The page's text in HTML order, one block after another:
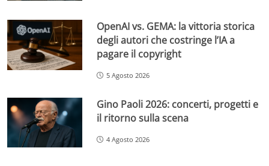
OpenAI vs. GEMA: la vittoria storica
degli autori che costringe l’IA a
pagare il copyright
5 Agosto 2026
Gino Paoli 2026: concerti, progetti e
il ritorno sulla scena
4 Agosto 2026